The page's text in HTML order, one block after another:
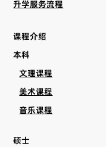
升学服务流程
课程介绍
本科
文理课程
美术课程
音乐课程
硕士